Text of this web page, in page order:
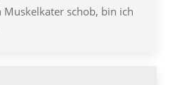
schob, bin ich